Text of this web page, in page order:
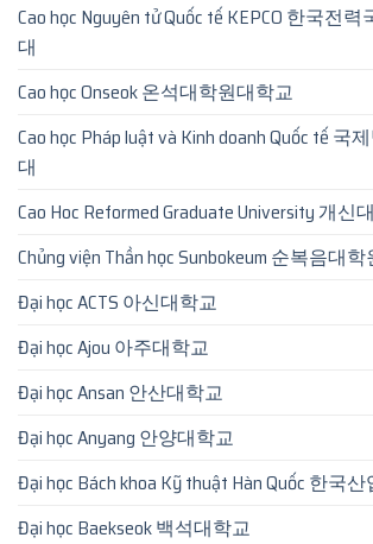
Cao học Nguyên tử Quốc tế KEPCO 한국전
대
Cao học Onseok 온석대학원대학교
Cao học Pháp luật và Kinh doanh Quốc tế 국
대
Cao Hoc Reformed Graduate University 개신
Chủng viện Thần học Sunbokeum 순복음대
Đại học ACTS 아신대학교
Đại học Ajou 아주대학교
Đại học Ansan 안산대학교
Đại học Anyang 안양대학교
Đại học Bách khoa Kỹ thuật Hàn Quốc 한국
Đại học Baekseok 백석대학교